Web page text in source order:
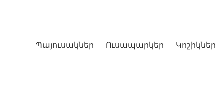
Պայուսակներ Ուսապարկեր Կոշիկներ